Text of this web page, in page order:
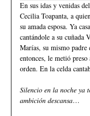
En sus idas y venidas
Cecilia Toapanta, a
su amada esposa. Ya
cantándole a su cuñada
Marías, su mismo
entonces, le metió
orden. En la celda
𝑆𝑖𝑙𝑒𝑛𝑐𝑖𝑜 𝑒𝑛 𝑙𝑎 𝑛𝑜𝑐ℎ𝑒 𝑦𝑎
𝑎𝑚𝑏𝑖𝑐𝑖𝑜́𝑛 𝑑𝑒𝑠𝑐𝑎𝑛𝑠𝑎…